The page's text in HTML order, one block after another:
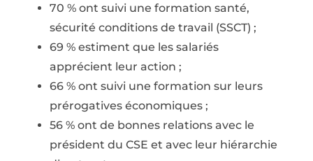
70 % ont suivi une formation santé,
sécurité conditions de travail (SSCT) ;
69 % estiment que les salariés
apprécient leur action ;
66 % ont suivi une formation sur leurs
prérogatives économiques ;
56 % ont de bonnes relations avec le
président du CSE et avec leur hiérarchie